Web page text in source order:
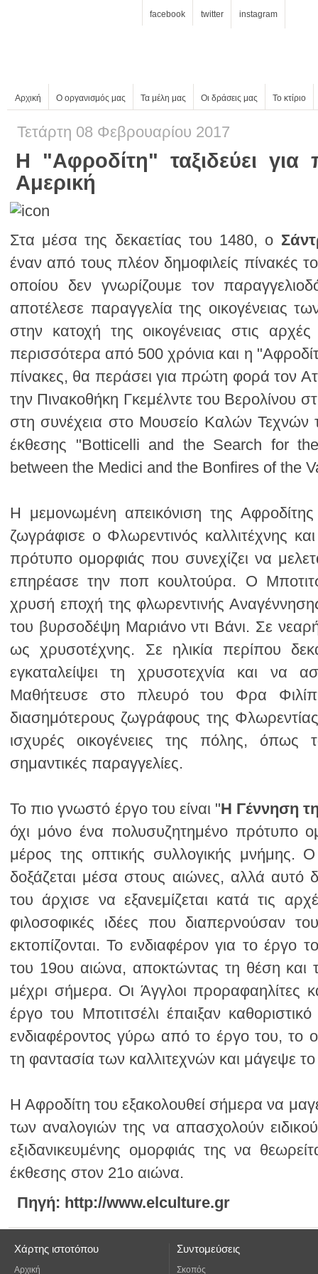
facebook twitter instagram
Αρχική Ο οργανισμός μας Τα μέλη μας Οι δράσεις μας Το κτίριο
Τετάρτη 08 Φεβρουαρίου 2017
Αμερική
Στα μέσα της δεκαετίας του 1480, ο
έναν από τους πλέον δημοφιλείς πίνακές
between the Medici and the Bonfires of the
σημαντικές παραγγελίες.
Το πιο γνωστό έργο του είναι "Η Γέννηση
τη φαντασία των καλλιτεχνών και μάγεψε το
έκθεσης στον 21ο αιώνα.
Πηγή: http://www.elculture.gr
Χάρτης ιστοτόπου
Αρχική
Συντομεύσεις
Σκοπός